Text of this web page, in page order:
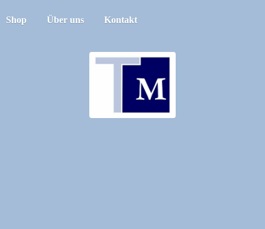
Shop Über uns Kontakt